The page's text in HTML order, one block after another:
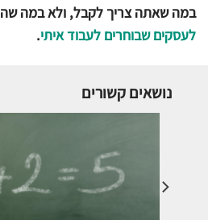
במה שאתה צריך לקבל, ולא במה
לעסקים שבוחרים לעבוד איתי.
נושאים קשורים